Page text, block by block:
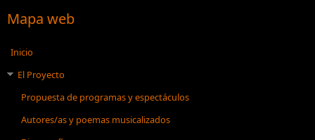
Mapa web
Inicio
El Proyecto
Propuesta de programas y espectáculos
Autores/as y poemas musicalizados